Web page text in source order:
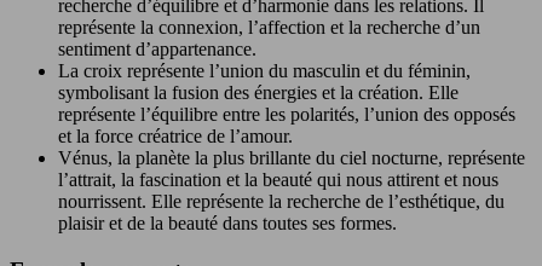
recherche d’équilibre et d’harmonie dans les relations. Il
représente la connexion, l’affection et la recherche d’un
sentiment d’appartenance.
La croix représente l’union du masculin et du féminin,
symbolisant la fusion des énergies et la création. Elle
représente l’équilibre entre les polarités, l’union des opposés
et la force créatrice de l’amour.
Vénus, la planète la plus brillante du ciel nocturne, représente
l’attrait, la fascination et la beauté qui nous attirent et nous
nourrissent. Elle représente la recherche de l’esthétique, du
plaisir et de la beauté dans toutes ses formes.